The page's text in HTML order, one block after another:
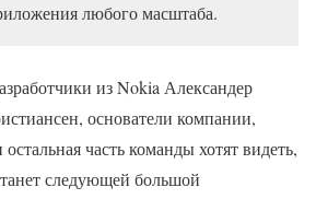
любого масштаба.
из Nokia Александер
основатели компании,
часть команды хотят видеть,
следующей большой